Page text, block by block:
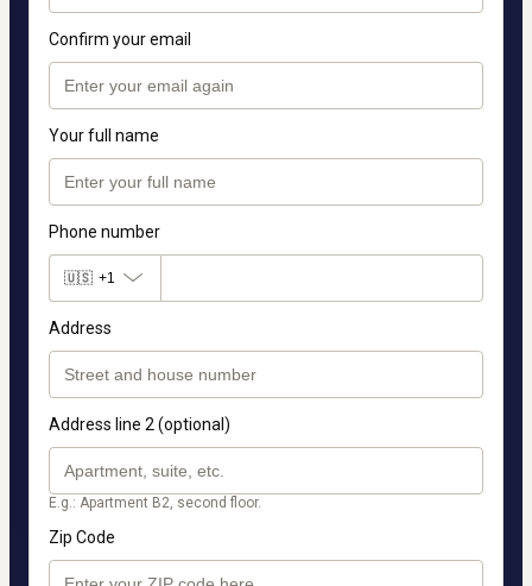
Confirm your email
Your full name
Phone number
🇺🇸 +1
Address
Address line 2 (optional)
E.g.: Apartment B2, second floor.
Zip Code